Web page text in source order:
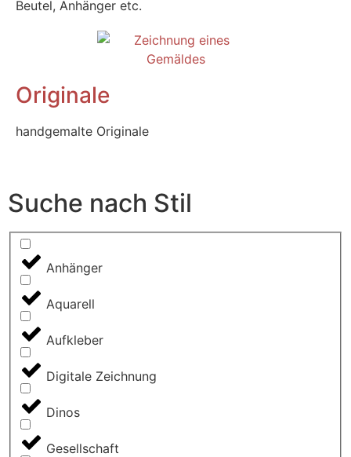
Beutel, Anhänger etc.
Originale
handgemalte Originale
Suche nach Stil
Anhänger
Aquarell
Aufkleber
Digitale Zeichnung
Dinos
Gesellschaft